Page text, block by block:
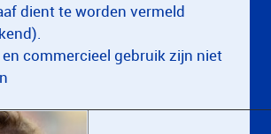
dient te worden vermeld
commercieel gebruik zijn niet